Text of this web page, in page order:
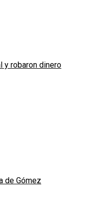
y robaron dinero
de Gómez